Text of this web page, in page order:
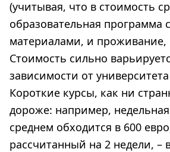
(учитывая, что в стоимость
образовательная программа
материалами, и проживание,
Стоимость сильно
зависимости от
Короткие курсы, как ни
дороже: например,
среднем обходится в 600
рассчитанный на 2 недели, –